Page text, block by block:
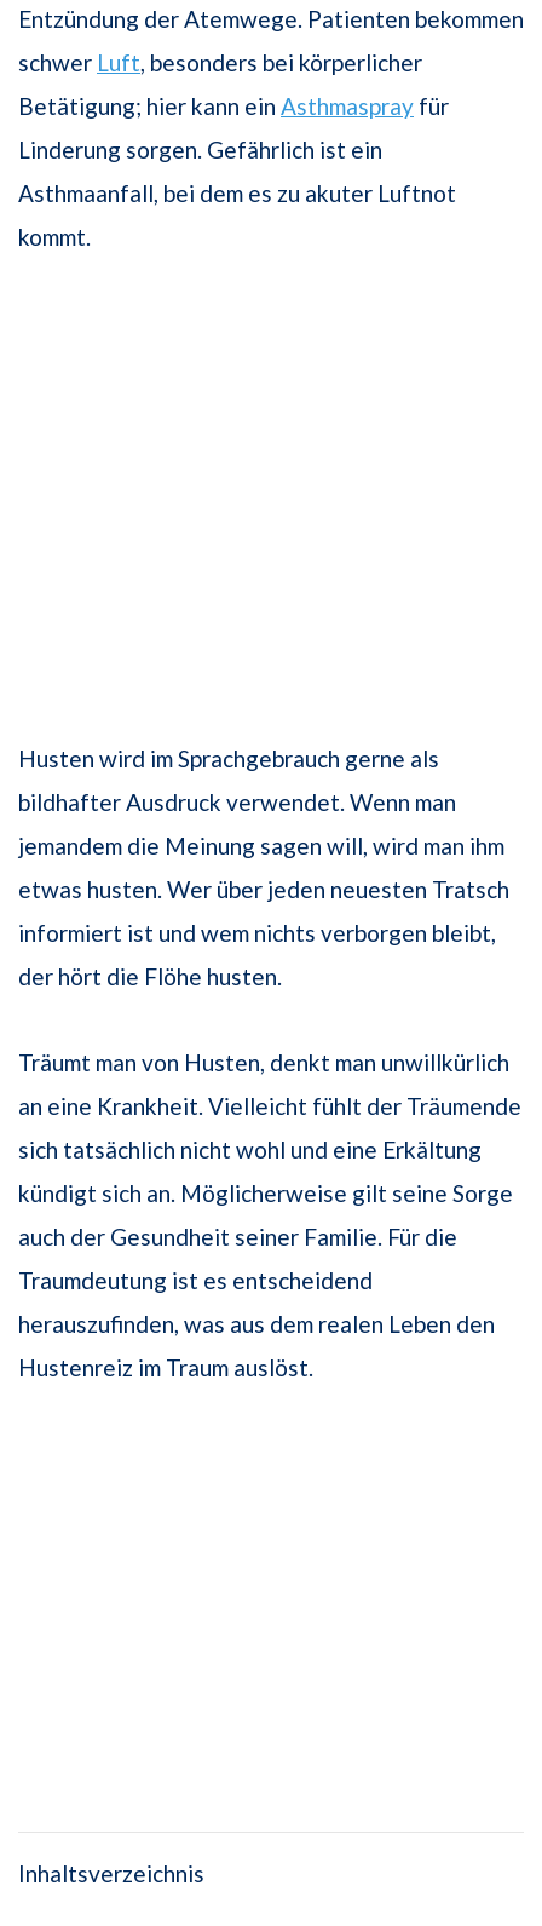
Entzündung der Atemwege. Patienten bekommen
schwer Luft, besonders bei körperlicher
Betätigung; hier kann ein Asthmaspray für
Linderung sorgen. Gefährlich ist ein
Asthmaanfall, bei dem es zu akuter Luftnot
kommt.
Husten wird im Sprachgebrauch gerne als
bildhafter Ausdruck verwendet. Wenn man
jemandem die Meinung sagen will, wird man ihm
etwas husten. Wer über jeden neuesten Tratsch
informiert ist und wem nichts verborgen bleibt,
der hört die Flöhe husten.
Träumt man von Husten, denkt man unwillkürlich
an eine Krankheit. Vielleicht fühlt der Träumende
sich tatsächlich nicht wohl und eine Erkältung
kündigt sich an. Möglicherweise gilt seine Sorge
auch der Gesundheit seiner Familie. Für die
Traumdeutung ist es entscheidend
herauszufinden, was aus dem realen Leben den
Hustenreiz im Traum auslöst.
Inhaltsverzeichnis